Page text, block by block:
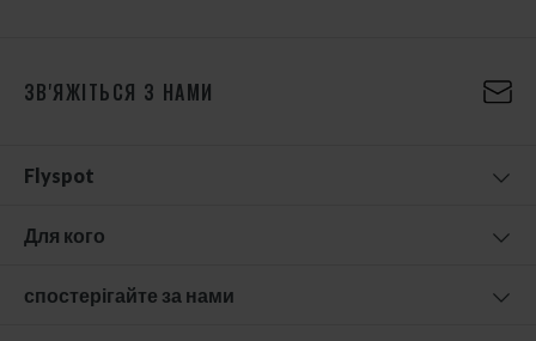
ЗВ'ЯЖІТЬСЯ З НАМИ
Flyspot
Для кого
спостерігайте за нами